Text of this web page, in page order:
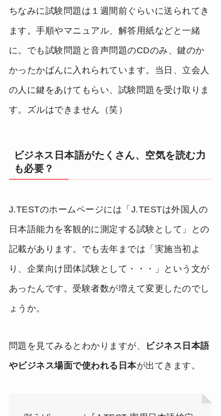
ちなみに試験問題は１週間前ぐらいに送られてき
ます。手順やマニュアル、解答用紙などと一緒
に。でも試験問題と音声問題のCDのみ、鍵のか
かったかばんに入れられています。当日、立会人
の人に鍵をあけてもらい、試験問題を受け取りま
す。ズルはできません（笑）
ビジネス日本語がたくさん、空気を読む力
も必要？
J.TESTのホームページには「J.TESTは外国人の
日本語能力を客観的に測定する試験として」との
記載があります。でも去年までは「実施当初よ
り、企業向け団体試験として・・・」という文が
あったんです。受験者数が増えて変更したのでし
ょうか。
問題を見てみるとわかりますが、
ビジネス日本語
やビジネス場面で使われる日本が出てきます。